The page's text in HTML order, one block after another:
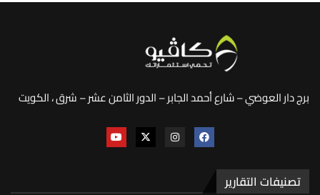
برج دار العوضي – شارع أحمد الجابر – الدور الثامن عشر – شرق ، الكويت
تصنيفات التقارير